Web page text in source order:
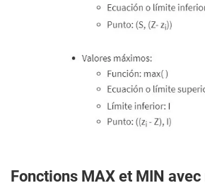
Fonctions MAX et MIN